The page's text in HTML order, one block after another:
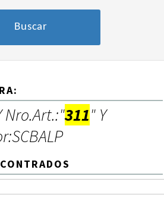
Nro.Art.:"311" Y